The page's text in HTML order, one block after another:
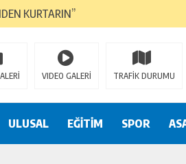
KURTARIN”
YENİ GÖZDESİ OLACAK”
VIDEO GALERİ TRAFİK DURUMU
ULUSAL EĞİTİM SPOR